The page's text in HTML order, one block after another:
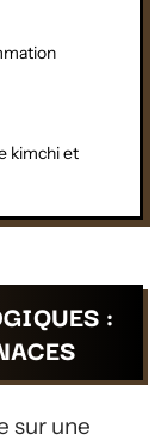
kimchi et
:
sur une